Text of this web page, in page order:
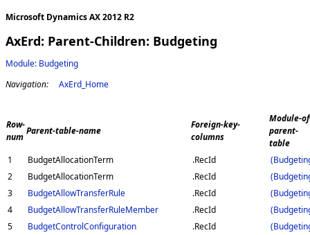
Microsoft Dynamics AX 2012 R2
AxErd: Parent-Children: Budgeting
Module: Budgeting
Navigation:
AxErd_Home
Row-
num
Parent-table-name
Foreign-key-
columns
Module-
parent-
table
1
BudgetAllocationTerm .RecId
2
BudgetAllocationTerm .RecId
3
BudgetAllowTransferRule .RecId
4
BudgetAllowTransferRuleMember .RecId
5
BudgetControlConfiguration .RecId